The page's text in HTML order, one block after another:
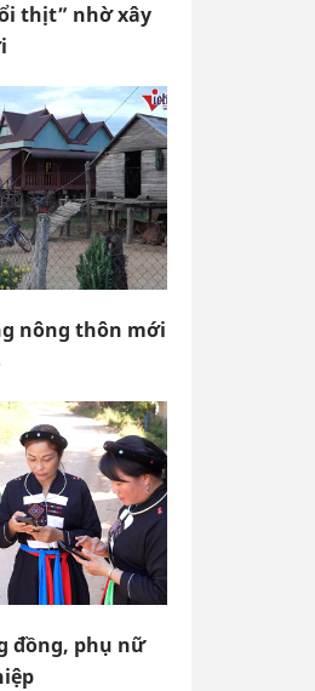
thịt” nhờ xây
nông thôn mới
đồng, phụ nữ